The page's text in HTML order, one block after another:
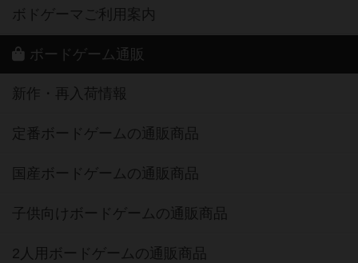
ボドゲーマご利用案内
ボードゲーム通販
新作・再入荷情報
定番ボードゲームの通販商品
国産ボードゲームの通販商品
子供向けボードゲームの通販商品
2人用ボードゲームの通販商品